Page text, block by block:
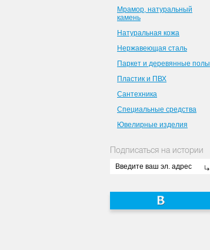
Мрамор, натуральный
камень
Натуральная кожа
Нержавеющая сталь
Паркет и деревянные полы
Пластик и ПВХ
Сантехника
Специальные средства
Ювелирные изделия
Подписаться на истории